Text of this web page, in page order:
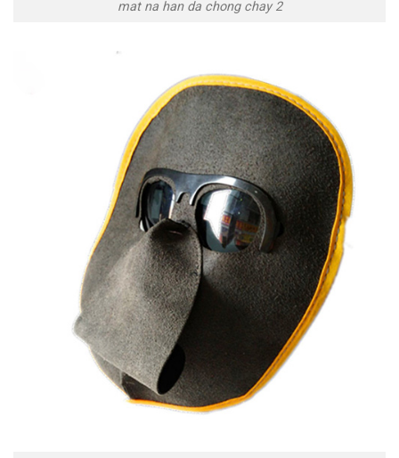
mat na han da chong chay 2